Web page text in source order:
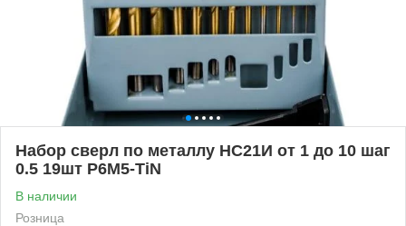
Набор сверл по металлу НС21И от 1 до 10 шаг
0.5 19шт Р6М5-TiN
В наличии
Розница